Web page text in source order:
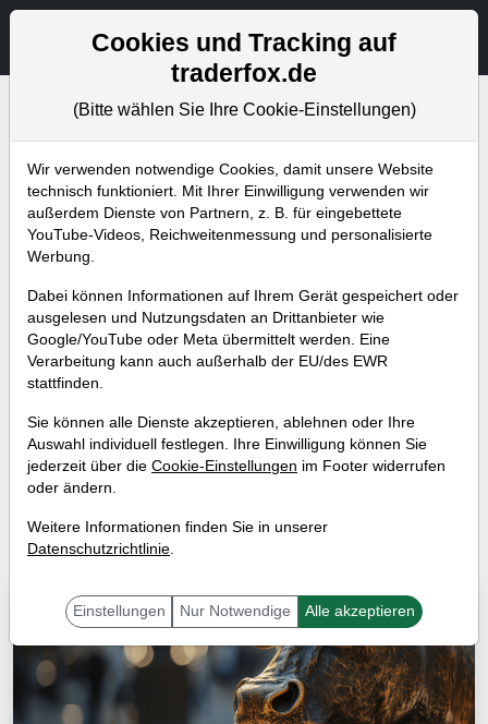
Aktien- und Artikelsuche
Börsenmagazine
Abonniere jetzt unseren wöchentlichen
neuen Aktienanalysen oder
Weiterentwicklungen zu verpassen.
Alle ArtikelAktuellesWeekly BriefingTrader-Blog
Börsenmagazine
Cookies und Tracking auf
traderfox.de
(Bitte wählen Sie Ihre Cookie-Einstellungen)
Wir verwenden notwendige Cookies, damit unsere Website
technisch funktioniert. Mit Ihrer Einwilligung verwenden wir
außerdem Dienste von Partnern, z. B. für eingebettete
YouTube-Videos, Reichweitenmessung und personalisierte
Werbung.
Dabei können Informationen auf Ihrem Gerät gespeichert oder
ausgelesen und Nutzungsdaten an Drittanbieter wie
Google/YouTube oder Meta übermittelt werden. Eine
Verarbeitung kann auch außerhalb der EU/des EWR
stattfinden.
Sie können alle Dienste akzeptieren, ablehnen oder Ihre
Auswahl individuell festlegen. Ihre Einwilligung können Sie
jederzeit über die Cookie-Einstellungen im Footer widerrufen
oder ändern.
Weitere Informationen finden Sie in unserer
Datenschutzrichtlinie.
Einstellungen Nur Notwendige Alle akzeptieren